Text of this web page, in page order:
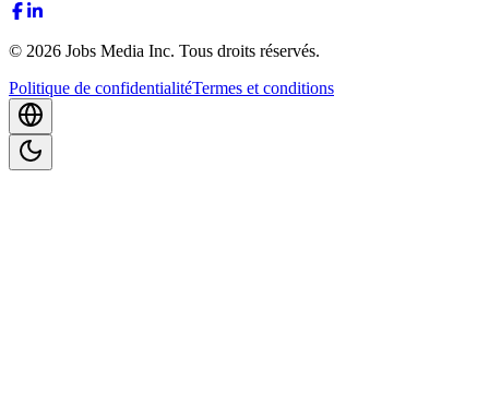
© 2026 Jobs Media Inc. Tous droits réservés.
Politique de confidentialitéTermes et conditions